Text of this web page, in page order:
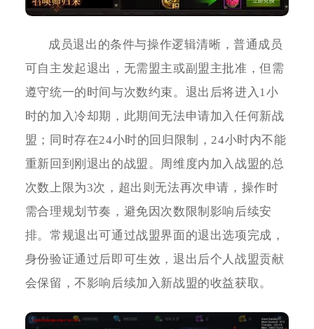
成员退出的条件与操作逻辑清晰，普通成员
可自主发起退出，无需盟主或副盟主批准，但需
遵守统一的时间与次数约束。退出后将进入1小
时的加入冷却期，此期间无法申请加入任何新战
盟；同时存在24小时的回归限制，24小时内不能
重新回到刚退出的战盟。周维度内加入战盟的总
次数上限为3次，超出则无法再次申请，操作时
需合理规划节奏，避免因次数限制影响后续安
排。常规退出可通过战盟界面的退出选项完成，
身份验证通过后即可生效，退出后个人战盟贡献
会保留，不影响后续加入新战盟的收益获取。